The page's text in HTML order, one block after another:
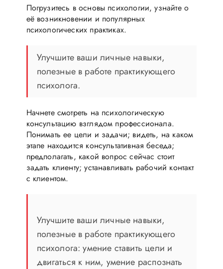
Погрузитесь в основы психологии, узнайте о
её возникновении и популярных
психологических практиках.
Улучшите ваши личные навыки,
полезные в работе практикующего
психолога.
Начнете смотреть на психологическую
консультацию взглядом профессионала.
Понимать ее цели и задачи; видеть, на каком
этапе находится консультативная беседа;
предполагать, какой вопрос сейчас стоит
задать клиенту; устанавливать рабочий контакт
с клиентом.
Улучшите ваши личные навыки,
полезные в работе практикующего
психолога: умение ставить цели и
двигаться к ним, умение распознать